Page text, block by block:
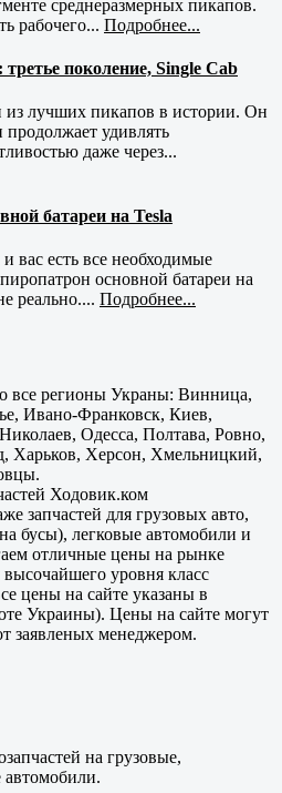
среднеразмерных пикапов.
рабочего... Подробнее...
поколение, Single Cab
лучших пикапов в истории. Он
удивлять
даже через...
батареи на Tesla
вас есть все необходимые
основной батареи на
реально.... Подробнее...
все регионы Украны: Винница,
Ивано-Франковск, Киев,
Одесса, Полтава, Ровно,
Харьков, Херсон, Хмельницкий,
Ходовик.ком
запчастей для грузовых авто,
бусы), легковые автомобили и
отличные цены на рынке
высочайшего уровня класс
цены на сайте указаны в
Украины). Цены на сайте могут
заявленых менеджером.
на грузовые,
автомобили.